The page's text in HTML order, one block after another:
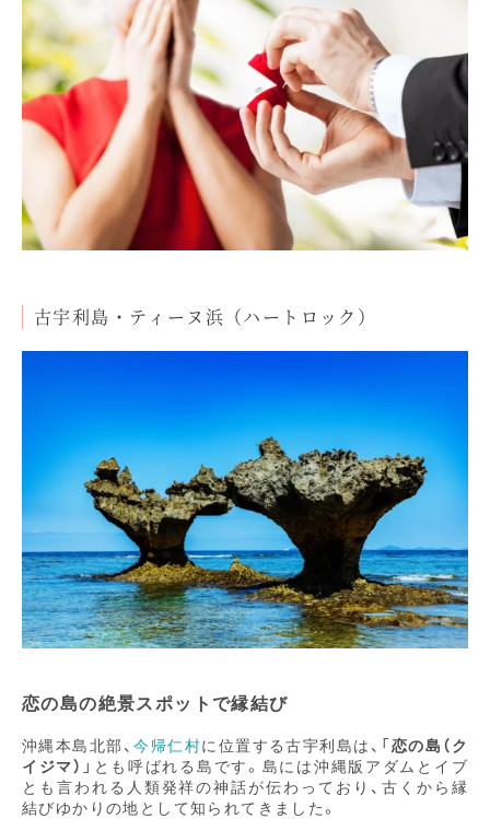
古宇利島・ティーヌ浜（ハートロック）
恋の島の絶景スポットで縁結び
沖縄本島北部、今帰仁村に位置する古宇利島は、「恋の島（ク
イジマ） 」とも呼ばれる島です。島には沖縄版アダムとイブ
とも言われる人類発祥の神話が伝わっており、古くから縁
結びゆかりの地として知られてきました。